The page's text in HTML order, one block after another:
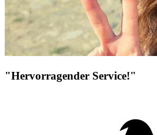
"Hervorragender Service!"